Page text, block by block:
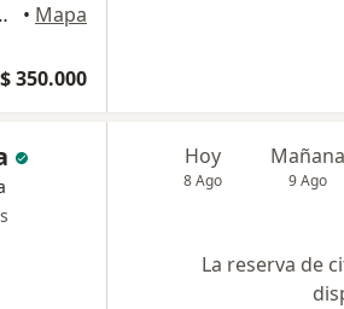
Cúcuta, Cúcuta • Mapa
$ 350.000
Hoy
8 Ago
Mañana
9 Ago
La reserva de